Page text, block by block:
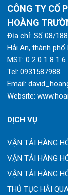
CÔNG TY CỔ
HOÀNG
Địa chỉ: Số 08/
Hải An, thành phố
MST: 0 2 0 1 8 1 6
Tel: 0931587988
Email:
Website:
DỊCH VỤ
VẬN TẢI HÀNG
VẬN TẢI HÀNG
VẬN TẢI HÀNG
THỦ TỤC HẢI